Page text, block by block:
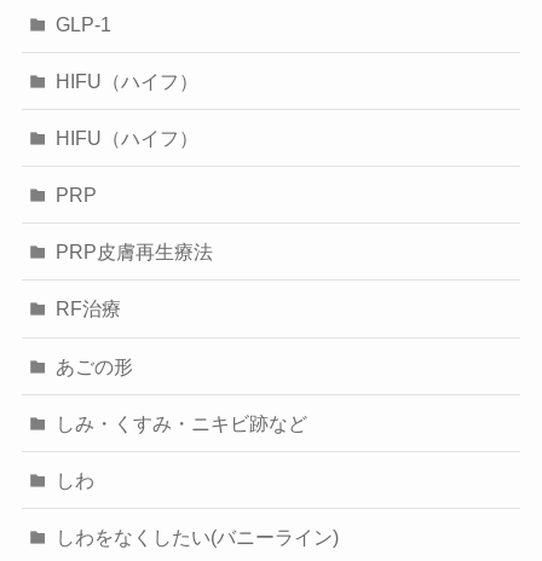
GLP-1
HIFU（ハイフ）
HIFU（ハイフ）
PRP
PRP皮膚再生療法
RF治療
あごの形
しみ・くすみ・ニキビ跡など
しわ
しわをなくしたい(バニーライン)